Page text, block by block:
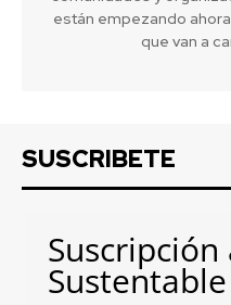
están empezando
que van a
SUSCRIBETE
Sustentable